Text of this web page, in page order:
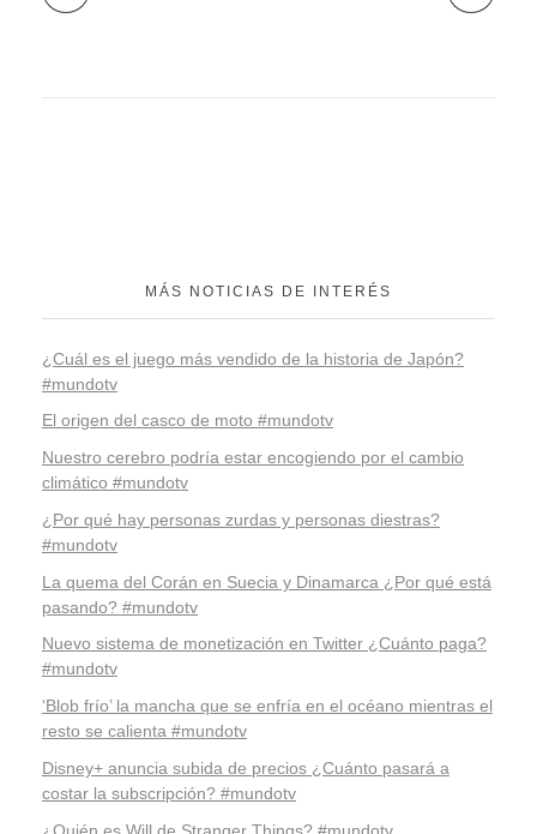
MÁS NOTICIAS DE INTERÉS
¿Cuál es el juego más vendido de la historia de Japón?
#mundotv
El origen del casco de moto #mundotv
Nuestro cerebro podría estar encogiendo por el cambio
climático #mundotv
¿Por qué hay personas zurdas y personas diestras?
#mundotv
La quema del Corán en Suecia y Dinamarca ¿Por qué está
pasando? #mundotv
Nuevo sistema de monetización en Twitter ¿Cuánto paga?
#mundotv
‘Blob frío’ la mancha que se enfría en el océano mientras el
resto se calienta #mundotv
Disney+ anuncia subida de precios ¿Cuánto pasará a
costar la subscripción? #mundotv